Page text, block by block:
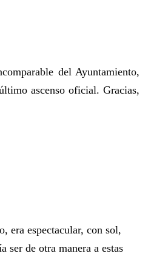
del Ayuntamiento,
ascenso oficial. Gracias,
era espectacular, con sol,
ser de otra manera a estas